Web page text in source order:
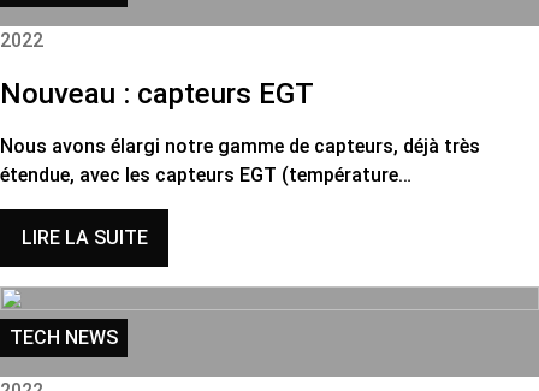
2022
Nouveau : capteurs EGT
Nous avons élargi notre gamme de capteurs, déjà très
étendue, avec les capteurs EGT (température…
LIRE LA SUITE
TECH NEWS